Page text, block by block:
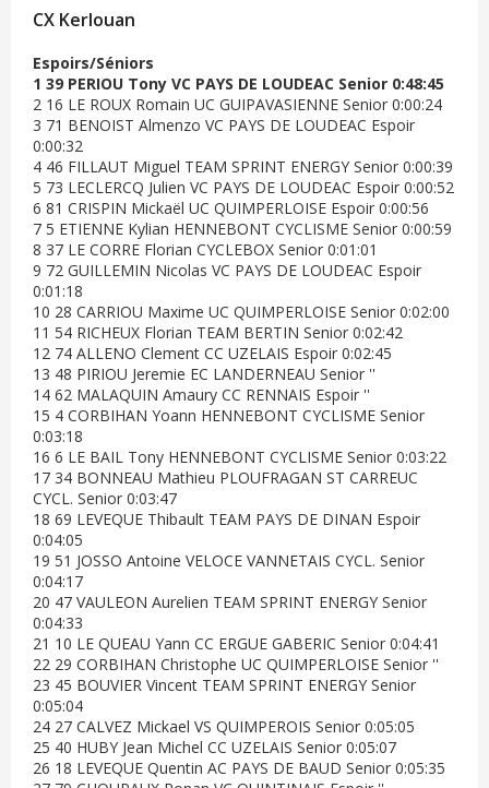
CX Kerlouan
Espoirs/Séniors
1 39 PERIOU Tony VC PAYS DE LOUDEAC Senior 0:48:45
2 16 LE ROUX Romain UC GUIPAVASIENNE Senior 0:00:24
3 71 BENOIST Almenzo VC PAYS DE LOUDEAC Espoir
0:00:32
4 46 FILLAUT Miguel TEAM SPRINT ENERGY Senior 0:00:39
5 73 LECLERCQ Julien VC PAYS DE LOUDEAC Espoir 0:00:52
6 81 CRISPIN Mickaël UC QUIMPERLOISE Espoir 0:00:56
7 5 ETIENNE Kylian HENNEBONT CYCLISME Senior 0:00:59
8 37 LE CORRE Florian CYCLEBOX Senior 0:01:01
9 72 GUILLEMIN Nicolas VC PAYS DE LOUDEAC Espoir
0:01:18
10 28 CARRIOU Maxime UC QUIMPERLOISE Senior 0:02:00
11 54 RICHEUX Florian TEAM BERTIN Senior 0:02:42
12 74 ALLENO Clement CC UZELAIS Espoir 0:02:45
13 48 PIRIOU Jeremie EC LANDERNEAU Senior ''
14 62 MALAQUIN Amaury CC RENNAIS Espoir ''
15 4 CORBIHAN Yoann HENNEBONT CYCLISME Senior
0:03:18
16 6 LE BAIL Tony HENNEBONT CYCLISME Senior 0:03:22
17 34 BONNEAU Mathieu PLOUFRAGAN ST CARREUC
CYCL. Senior 0:03:47
18 69 LEVEQUE Thibault TEAM PAYS DE DINAN Espoir
0:04:05
19 51 JOSSO Antoine VELOCE VANNETAIS CYCL. Senior
0:04:17
20 47 VAULEON Aurelien TEAM SPRINT ENERGY Senior
0:04:33
21 10 LE QUEAU Yann CC ERGUE GABERIC Senior 0:04:41
22 29 CORBIHAN Christophe UC QUIMPERLOISE Senior ''
23 45 BOUVIER Vincent TEAM SPRINT ENERGY Senior
0:05:04
24 27 CALVEZ Mickael VS QUIMPEROIS Senior 0:05:05
25 40 HUBY Jean Michel CC UZELAIS Senior 0:05:07
26 18 LEVEQUE Quentin AC PAYS DE BAUD Senior 0:05:35